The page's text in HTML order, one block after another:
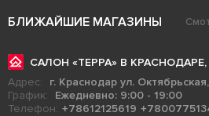
БЛИЖАЙШИЕ МАГАЗИНЫ
САЛОН «ТЕРРА» В КРАСНОДАРЕ,
Адрес:
г. Краснодар ул. Октябрьская,
График:
Ежедневно: 9:00 - 19:00
Телефон: +78612125619